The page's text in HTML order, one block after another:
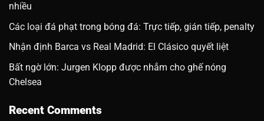
nhiều
Các loại đá phạt trong bóng đá: Trực tiếp, gián tiếp, penalty
Nhận định Barca vs Real Madrid: El Clásico quyết liệt
Bất ngờ lớn: Jurgen Klopp được nhắm cho ghế nóng
Chelsea
Recent Comments